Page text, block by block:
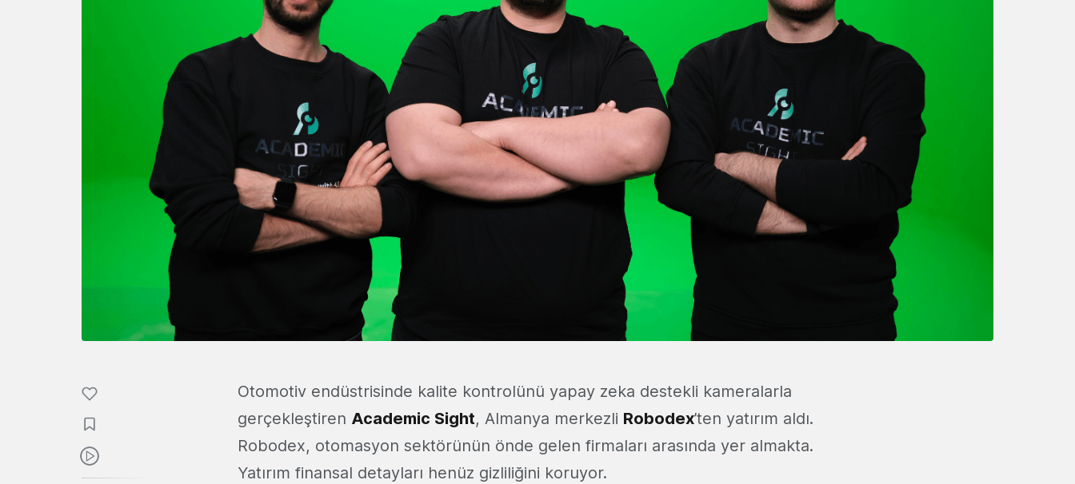
Otomotiv endüstrisinde kalite kontrolünü yapay zeka destekli kameralarla
gerçekleştiren Academic Sight, Almanya merkezli Robodex’ten yatırım aldı.
Robodex, otomasyon sektörünün önde gelen firmaları arasında yer almakta.
Yatırım finansal detayları henüz gizliliğini koruyor.